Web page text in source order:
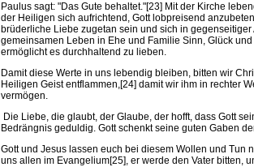
Paulus sagt: "Das Gute behaltet."[23] Mit der Kirche
der Heiligen sich aufrichtend, Gott lobpreisend
brüderliche Liebe zugetan sein und sich in
gemeinsamen Leben in Ehe und Familie Sinn, Glück
ermöglicht es durchhaltend zu lieben.
Damit diese Werte in uns lebendig bleiben, bitten wir
Heiligen Geist entflammen,[24] damit wir ihm in rechter
vermögen.
Die Liebe, die glaubt, der Glaube, der hofft, dass Gott
Bedrängnis geduldig. Gott schenkt seine guten Gaben
Gott und Jesus lassen euch bei diesem Wollen und Tun
uns allen im Evangelium[25], er werde den Vater bitten,